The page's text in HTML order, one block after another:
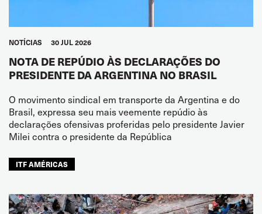
NOTÍCIAS 30 JUL 2026
NOTA DE REPÚDIO ÀS DECLARAÇÕES DO
PRESIDENTE DA ARGENTINA NO BRASIL
O movimento sindical em transporte da Argentina e do
Brasil, expressa seu mais veemente repúdio às
declarações ofensivas proferidas pelo presidente Javier
Milei contra o presidente da República
ITF AMÉRICAS